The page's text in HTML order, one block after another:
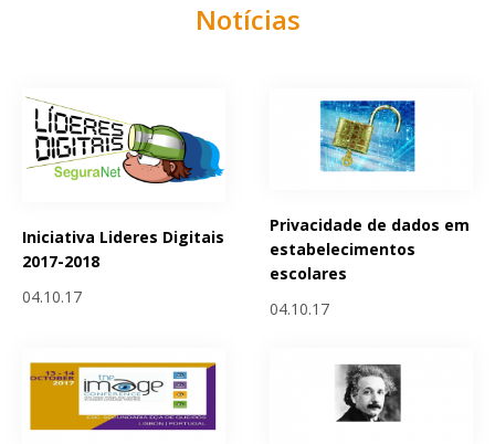
Notícias
Iniciativa Lideres Digitais
2017-2018
04.10.17
Privacidade de dados em
estabelecimentos
escolares
04.10.17
Páginas